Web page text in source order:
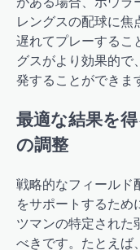
レングスの配球に焦
遅れてプレーするこ
グスがより効果的で
発することができま
最適な結果を
の調整
戦略的なフィールド
をサポートするため
ツマンの特定された
べきです。たとえば